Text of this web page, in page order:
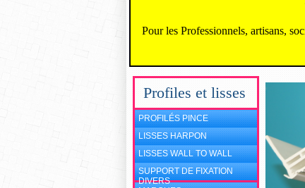
Pour les Professionnels, artisans,
Profiles et lisses
PROFILÉS PINCE
LISSES HARPON
LISSES WALL TO WALL
SUPPORT DE FIXATION
DIVERS